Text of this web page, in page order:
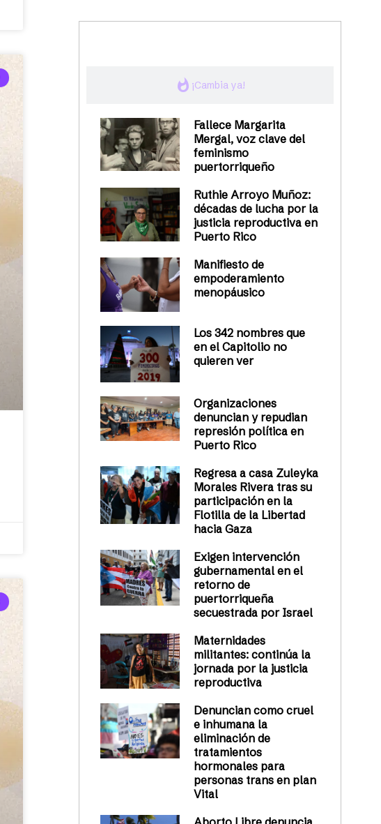
whatshot ¡Cambia ya!
Fallece Margarita
Mergal, voz clave del
feminismo
puertorriqueño
Ruthie Arroyo Muñoz:
décadas de lucha por la
justicia reproductiva en
Puerto Rico
Manifiesto de
empoderamiento
menopáusico
Los 342 nombres que
en el Capitolio no
quieren ver
Organizaciones
denuncian y repudian
represión política en
Puerto Rico
Regresa a casa Zuleyka
Morales Rivera tras su
participación en la
Flotilla de la Libertad
hacia Gaza
Exigen intervención
gubernamental en el
retorno de
puertorriqueña
secuestrada por Israel
Maternidades
militantes: continúa la
jornada por la justicia
reproductiva
Denuncian como cruel
e inhumana la
eliminación de
tratamientos
hormonales para
personas trans en plan
Vital